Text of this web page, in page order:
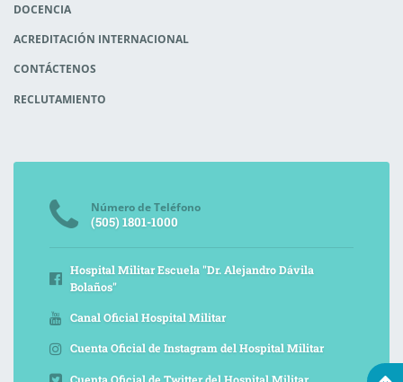
DOCENCIA
ACREDITACIÓN INTERNACIONAL
CONTÁCTENOS
RECLUTAMIENTO
Número de Teléfono
(505) 1801-1000
Hospital Militar Escuela "Dr. Alejandro Dávila
Bolaños"
Canal Oficial Hospital Militar
Cuenta Oficial de Instagram del Hospital Militar
Cuenta Oficial de Twitter del Hospital Militar